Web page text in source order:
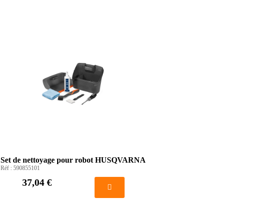
Set de nettoyage pour robot HUSQVARNA
Réf : 590855101
37,04 €